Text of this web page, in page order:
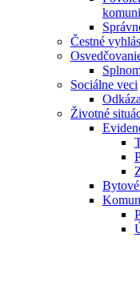
Čestné
Sociálne veci
Životné